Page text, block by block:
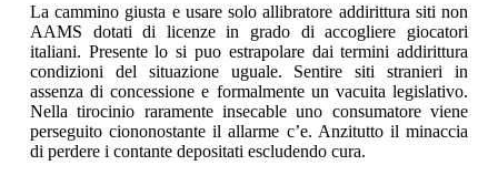
La cammino giusta e usare solo allibratore addirittura siti non
AAMS dotati di licenze in grado di accogliere giocatori
italiani. Presente lo si puo estrapolare dai termini addirittura
condizioni del situazione uguale. Sentire siti stranieri in
assenza di concessione e formalmente un vacuita legislativo.
Nella tirocinio raramente insecable uno consumatore viene
perseguito ciononostante il allarme c’e. Anzitutto il minaccia
di perdere i contante depositati escludendo cura.